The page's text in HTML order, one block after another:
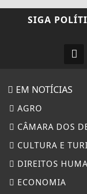
SIGA
EM NOTÍCIAS
AGRO
CÂMARA DOS
CULTURA E
DIREITOS
ECONOMIA